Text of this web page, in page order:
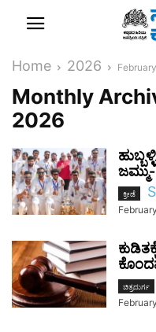
Home 2026 February
Monthly
2026
ಜಮ್ಮು-
ಕ್ರೀಡೆ
ಚಿತ್ರದುರ್ಗ